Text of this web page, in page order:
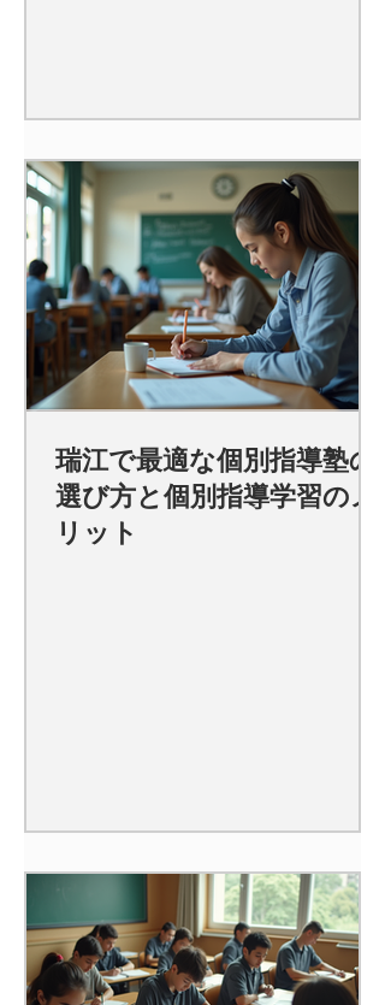
瑞江で最適な個別指導塾の
選び方と個別指導学習のメ
リット